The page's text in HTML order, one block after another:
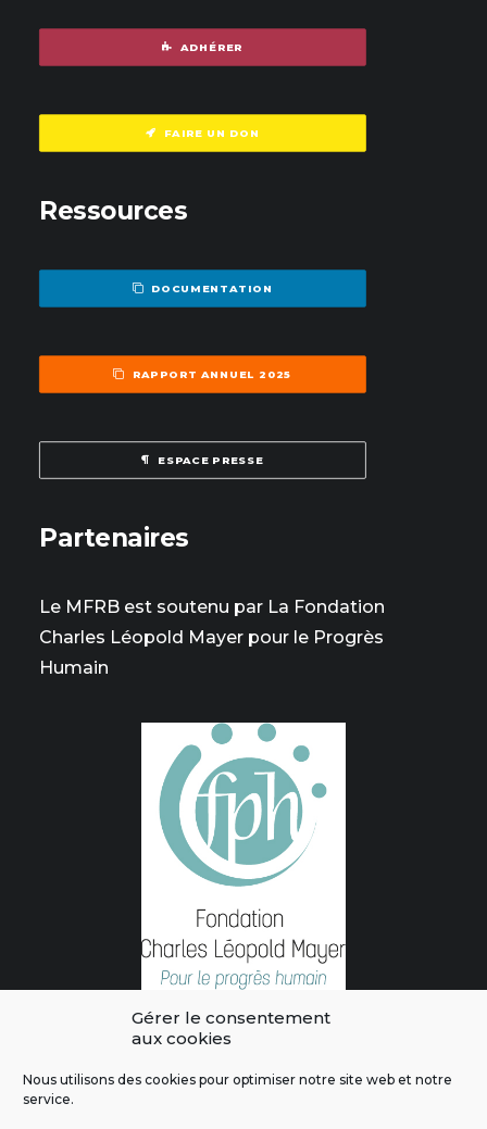
Gérer le consentement
aux cookies
Nous utilisons des cookies pour optimiser notre site web et notre
service.
ADHÉRER
FAIRE UN DON
Ressources
DOCUMENTATION
RAPPORT ANNUEL 2025
ESPACE PRESSE
Partenaires
Le MFRB est soutenu par La Fondation
Charles Léopold Mayer pour le Progrès
Humain
L'intégralité des contenus de ce site sont publiés sous licence